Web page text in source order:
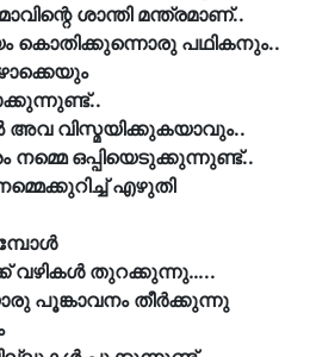
ശാന്തി മന്ത്രമാണ്..
കൊതിക്കുന്നൊരു പഥികനും..
അവ വിസ്മയിക്കുകയാവും..
ഒപ്പിയെടുക്കുന്നുണ്ട്..
എഴുതി
വഴികൾ തുറക്കുന്നു…..
പൂങ്കാവനം തീർക്കുന്നു